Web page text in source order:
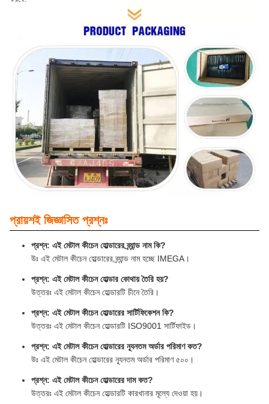
প্রায়শই জিজ্ঞাসিত প্রশ্নঃ
প্রশ্ন: এই মেটাল কীচেন হোল্ডারের ব্র্যান্ড নাম কি?
উঃ এই মেটাল কীচেন হোল্ডারের ব্র্যান্ড নাম হচ্ছে IMEGA।
প্রশ্ন: এই মেটাল কীচেন হোল্ডার কোথায় তৈরি হয়?
উত্তরঃ এই মেটাল কীচেন হোল্ডারটি চীনে তৈরি।
প্রশ্ন: এই মেটাল কীচেন হোল্ডারের সার্টিফিকেশন কি?
উত্তরঃ এই মেটাল কীচেন হোল্ডারটি ISO9001 সার্টিফাইড।
প্রশ্ন: এই মেটাল কীচেন হোল্ডারের ন্যূনতম অর্ডার পরিমাণ কত?
উঃ এই মেটাল কীচেন হোল্ডারের ন্যূনতম অর্ডার পরিমাণ ৫০০।
প্রশ্ন: এই মেটাল কীচেন হোল্ডারের দাম কত?
উত্তরঃ এই মেটাল কীচেন হোল্ডারটি কারখানার মূল্যে দেওয়া হয়।